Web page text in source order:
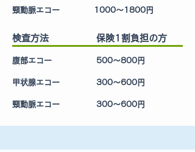
1000～1800円
頸動脈エコー
保険1割負担の方
500～800円
300～600円
300～600円
検査方法
腹部エコー
甲状腺エコー
頸動脈エコー